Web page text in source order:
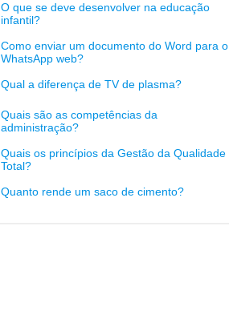
O que se deve desenvolver na educação
infantil?
Como enviar um documento do Word para o
WhatsApp web?
Qual a diferença de TV de plasma?
Quais são as competências da
administração?
Quais os princípios da Gestão da Qualidade
Total?
Quanto rende um saco de cimento?